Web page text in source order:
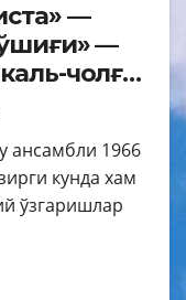
—
—
чолғу
қўшиқ
ансамбли 1966
кунда хам
ўзгаришлар